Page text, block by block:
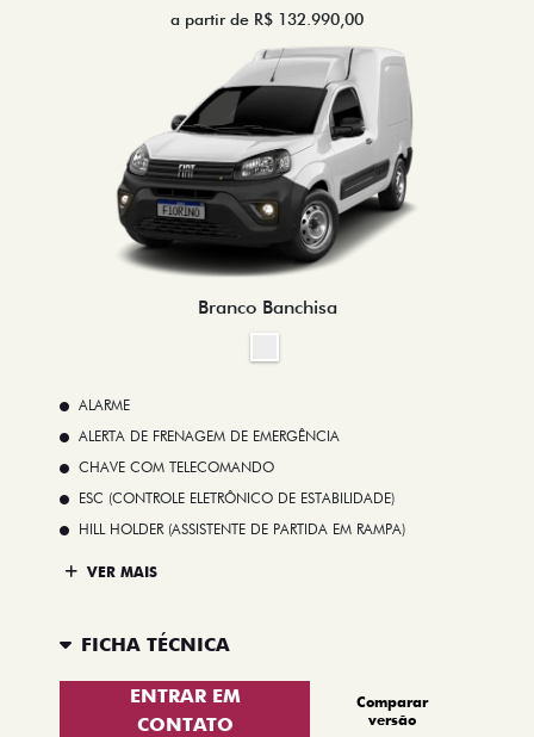
a partir de R$ 132.990,00
Branco Banchisa
ALARME
ALERTA DE FRENAGEM DE EMERGÊNCIA
CHAVE COM TELECOMANDO
ESC (CONTROLE ELETRÔNICO DE ESTABILIDADE)
HILL HOLDER (ASSISTENTE DE PARTIDA EM RAMPA)
VER MAIS
FICHA TÉCNICA
ENTRAR EM
CONTATO
Comparar
versão